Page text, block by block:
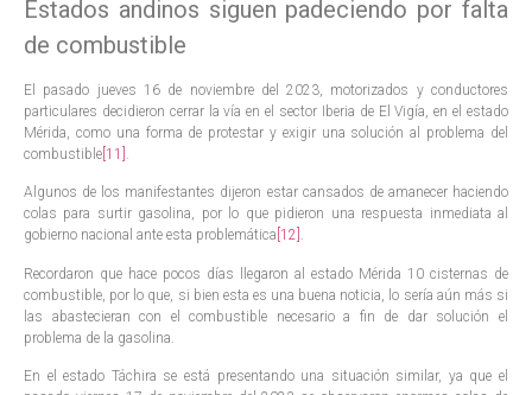
Estados andinos siguen padeciendo por falta
de combustible
El pasado jueves 16 de noviembre del 2023, motorizados y conductores
particulares decidieron cerrar la vía en el sector Iberia de El Vigía, en el estado
Mérida, como una forma de protestar y exigir una solución al problema del
combustible [11] .
Algunos de los manifestantes dijeron estar cansados de amanecer haciendo
colas para surtir gasolina, por lo que pidieron una respuesta inmediata al
gobierno nacional ante esta problemática [12] .
Recordaron que hace pocos días llegaron al estado Mérida 10 cisternas de
combustible, por lo que, si bien esta es una buena noticia, lo sería aún más si
las abastecieran con el combustible necesario a fin de dar solución el
problema de la gasolina.
En el estado Táchira se está presentando una situación similar, ya que el